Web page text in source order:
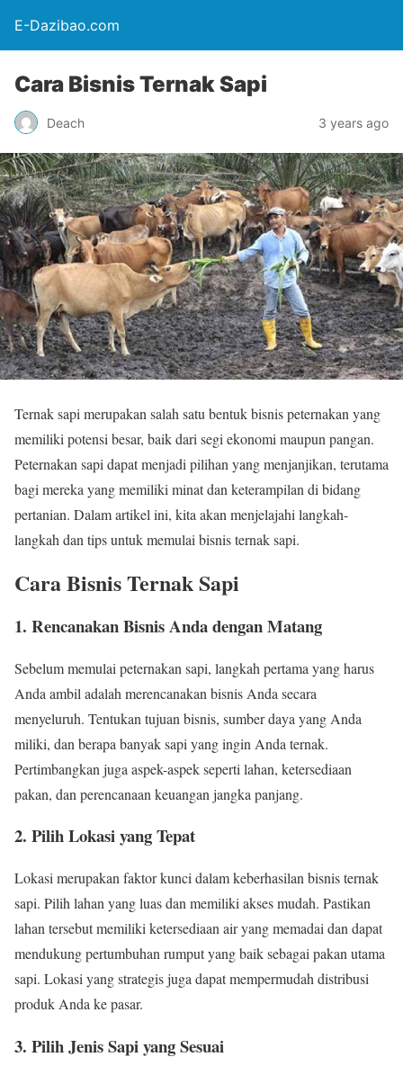
E-Dazibao.com
Cara Bisnis Ternak Sapi
Deach 3 years ago
Ternak sapi merupakan salah satu bentuk bisnis peternakan yang
memiliki potensi besar, baik dari segi ekonomi maupun pangan.
Peternakan sapi dapat menjadi pilihan yang menjanjikan, terutama
bagi mereka yang memiliki minat dan keterampilan di bidang
pertanian. Dalam artikel ini, kita akan menjelajahi langkah-
langkah dan tips untuk memulai bisnis ternak sapi.
Cara Bisnis Ternak Sapi
1. Rencanakan Bisnis Anda dengan Matang
Sebelum memulai peternakan sapi, langkah pertama yang harus
Anda ambil adalah merencanakan bisnis Anda secara
menyeluruh. Tentukan tujuan bisnis, sumber daya yang Anda
miliki, dan berapa banyak sapi yang ingin Anda ternak.
Pertimbangkan juga aspek-aspek seperti lahan, ketersediaan
pakan, dan perencanaan keuangan jangka panjang.
2. Pilih Lokasi yang Tepat
Lokasi merupakan faktor kunci dalam keberhasilan bisnis ternak
sapi. Pilih lahan yang luas dan memiliki akses mudah. Pastikan
lahan tersebut memiliki ketersediaan air yang memadai dan dapat
mendukung pertumbuhan rumput yang baik sebagai pakan utama
sapi. Lokasi yang strategis juga dapat mempermudah distribusi
produk Anda ke pasar.
3. Pilih Jenis Sapi yang Sesuai